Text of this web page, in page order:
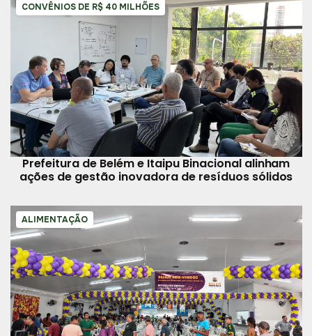
CONVÊNIOS DE R$ 40 MILHÕES
Prefeitura de Belém e Itaipu Binacional alinham
ações de gestão inovadora de resíduos sólidos
ALIMENTAÇÃO